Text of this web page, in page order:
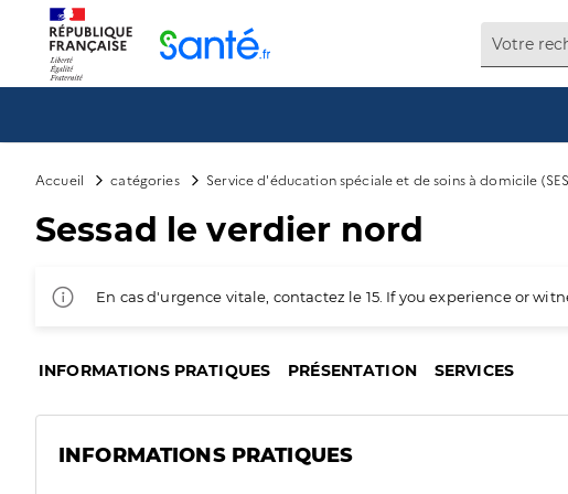
Accueil catégories Service d'éducation spéciale et de soins à domicile
Sessad le verdier nord
En cas d'urgence vitale, contactez le 15. If you experience or
INFORMATIONS PRATIQUES PRÉSENTATION SERVICES
INFORMATIONS PRATIQUES
Panneau de gestion des cookies